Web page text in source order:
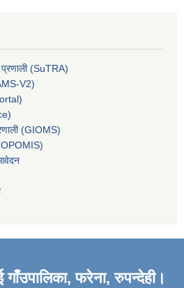
(SuTRA)
V2)
(GIOMS)
फरेना, रुपन्देही।